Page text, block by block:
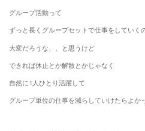
グループ活動って
ずっと長くグループセットで仕事をしていく
大変だろうな、、と思うけど
できれば休止とか解散とかじゃなく
自然に1人ひとり活躍して
グループ単位の仕事を減らしていけたらよか